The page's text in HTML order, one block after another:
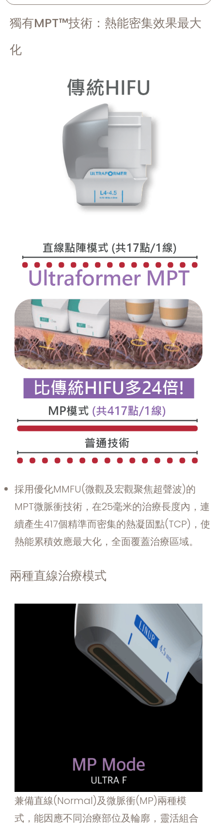
獨有MPT™技術：熱能密集效果最大
化
採用優化MMFU(微觀及宏觀聚焦超聲波)的
MPT微脈衝技術，在25毫米的治療長度內，連
續產生417個精準而密集的熱凝固點(TCP)，使
熱能累積效應最大化，全面覆蓋治療區域。
兩種直線治療模式
兼備直線(Normal)及微脈衝(MP)兩種模
式，能因應不同治療部位及輪廓，靈活組合